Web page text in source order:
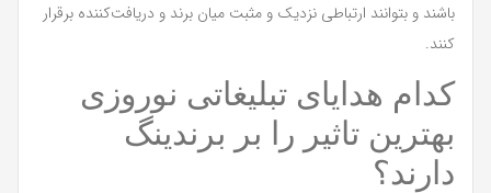
باشند و بتوانند ارتباطی نزدیک و مثبت میان برند و دریافت‌کننده برقرار
کنند.
کدام هدایای تبلیغاتی نوروزی
بهترین تاثیر را بر برندینگ
دارند؟